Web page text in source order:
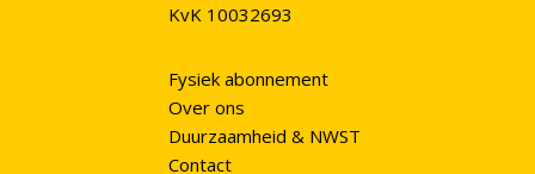
KvK 10032693
Fysiek abonnement
Over ons
Duurzaamheid & NWST
Contact